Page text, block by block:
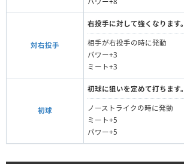
対右投手
右投手に対して強くなります。
相手が右投手の時に発動
パワー+3
ミート+3
初球
初球に狙いを定めて打ちます。
ノーストライクの時に発動
ミート+5
パワー+5